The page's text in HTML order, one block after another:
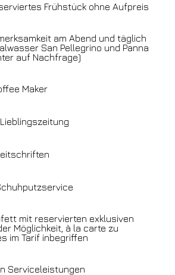
Frühstück ohne Aufpreis
am Abend und täglich
San Pellegrino und Panna
auf Nachfrage)
Maker
mit reservierten exklusiven
Möglichkeit, à la carte zu
im Tarif inbegriffen
Serviceleistungen